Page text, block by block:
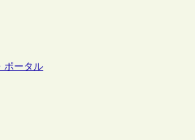
ポータル